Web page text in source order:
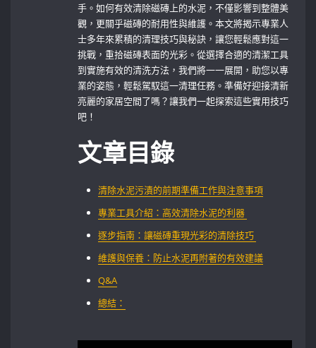
手。如何有效清除磁磚上的水泥，不僅影響到整體美
觀，更關乎磁磚的耐用性與維護。本文將揭示專業人
士多年來累積的清理技巧與秘訣，讓您輕鬆應對這一
挑戰，重拾磁磚表面的光彩。從選擇合適的清潔工具
到實施有效的清洗方法，我們將一一展開，助您以專
業的姿態，輕鬆駕馭這一清理任務。準備好迎接清新
亮麗的家居空間了嗎？讓我們一起探索這些實用技巧
吧！
文章目錄
清除水泥污漬的前期準備工作與注意事項​
專業工具介紹：高效清除水泥的利器 ​
逐步指南：讓磁磚重現光彩的清除技巧 ⁢​
維護與保養：防止水泥再附著的有效建議
Q&A
總結：